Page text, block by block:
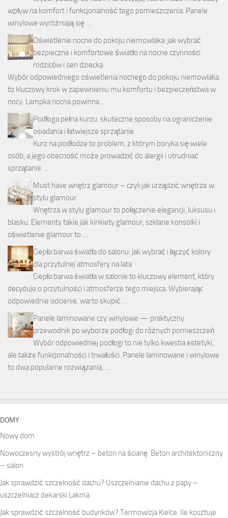
wpływ na komfort i funkcjonalność tego pomieszczenia. Panele
winylowe wyróżniają się …
Oświetlenie nocne do pokoju niemowlaka: jak wybrać
bezpieczne i komfortowe światło na nocne czynności
rodziców i sen dziecka
Wybór odpowiedniego oświetlenia nocnego do pokoju niemowlaka
to kluczowy krok w zapewnieniu mu komfortu i bezpieczeństwa w
nocy. Lampka nocna powinna …
Podłoga pełna kurzu: skuteczne sposoby na ograniczenie
osiadania i łatwiejsze sprzątanie
Kurz na podłodze to problem, z którym boryka się wiele
osób, a jego obecność może prowadzić do alergii i utrudniać
sprzątanie. …
Must have wnętrz glamour – czyli jak urządzić wnętrze w
stylu glamour
Wnętrza w stylu glamour to połączenie elegancji, luksusu i
blasku. Elementy takie jak kinkiety glamour, szklane konsolki i
oświetlenie glamour to …
Ciepła barwa światła do salonu: jak wybrać i łączyć kolory
dla przytulnej atmosfery na lata
Ciepła barwa światła w salonie to kluczowy element, który
decyduje o przytulności i atmosferze tego miejsca. Wybierając
odpowiednie odcienie, warto skupić …
Panele laminowane czy winylowe — praktyczny
przewodnik po wyborze podłogi do różnych pomieszczeń
Wybór odpowiedniej podłogi to nie tylko kwestia estetyki,
ale także funkcjonalności i trwałości. Panele laminowane i winylowe
to dwa popularne rozwiązania, …
DOMY
Nowy dom
Nowoczesny wystrój wnętrz – beton na ścianę. Beton architektoniczny
– salon
Jak sprawdzić szczelność dachu? Uszczelnianie dachu z papy –
uszczelniacz dekarski Lakma
Jak sprawdzić szczelność budynków? Termowizja Kielce. Ile kosztuje